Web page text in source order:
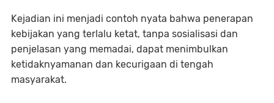
Kejadian ini menjadi contoh nyata bahwa penerapan
kebijakan yang terlalu ketat, tanpa sosialisasi dan
penjelasan yang memadai, dapat menimbulkan
ketidaknyamanan dan kecurigaan di tengah
masyarakat.